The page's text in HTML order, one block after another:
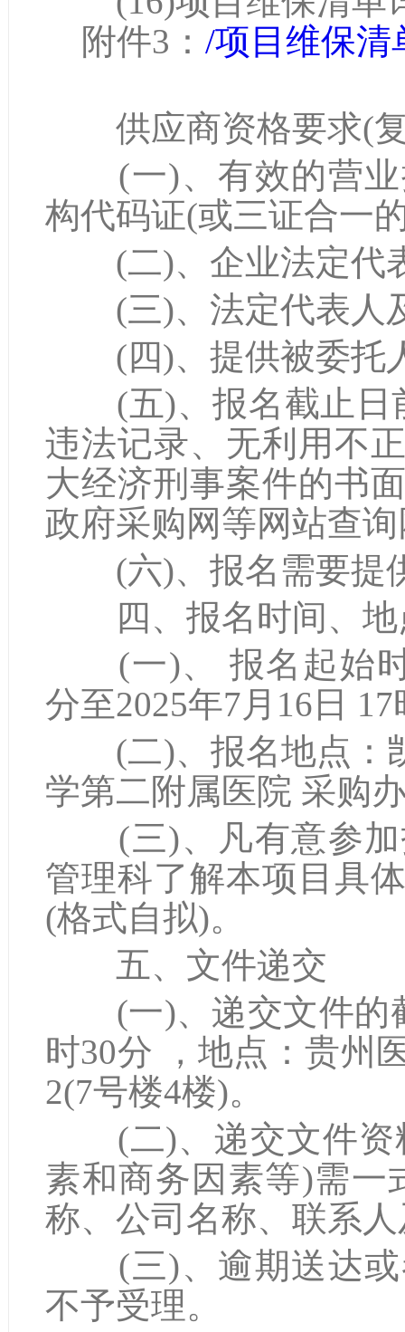
附件3： /项目维保清
供应商资格要求(复
(一)、有效的营业
构代码证(或三证合一
(二)、企业法定代
(三)、法定代表人
(四)、提供被委托
(五)、报名截止日
违法记录、无利用不
大经济刑事案件的书
政府采购网等网站查
(六)、报名需要提
四、报名时间、地
(一)、 报名起始时
分至2025年7月16日
(二)、报名地点：
学第二附属医院 采购
(三)、凡有意参加
管理科了解本项目具
(格式自拟)。
五、文件递交
(一)、递交文件的截
时30分 ，地点：贵州
2(7号楼4楼)。
(二)、递交文件资
素和商务因素等)需一
称、公司名称、联系
(三)、逾期送达或
不予受理。